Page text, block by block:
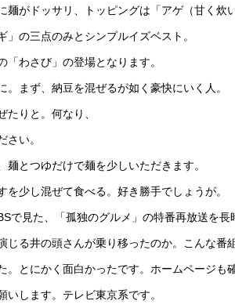
麺がドッサリ、トッピングは「アゲ（甘く炊
」の三点のみとシンプルイズベスト。
「わさび」の登場となります。
。まず、納豆を混ぜるが如く豪快にいく人。
たりと。何なり、
さい。
麺とつゆだけで麺を少しいただきます。
を少し混ぜて食べる。好き勝手でしょうが。
で見た、「孤独のグルメ」の特番再放送を長
じる井の頭さんが乗り移ったのか。こんな番
。とにかく面白かったです。ホームページも
いします。テレビ東京系です。